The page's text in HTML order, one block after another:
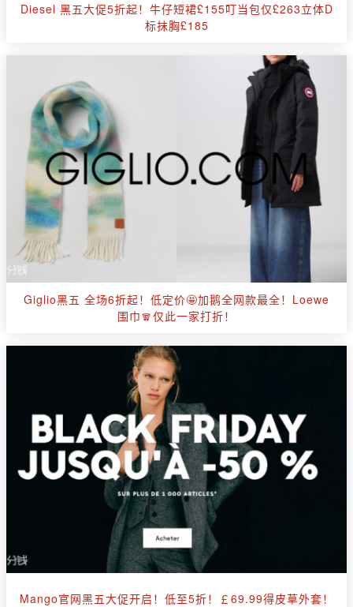
Diesel 黑五大促5折起！牛仔短裙£155叮当包仅£263立体D
标抹胸£185
Giglio黑五 全场6折起！低定价🤩加鹅全网款最全！Loewe
围巾🧣仅此一家打折！
Mango官网黑五大促开启！低至5折！￡69.99得皮草外套！